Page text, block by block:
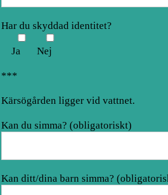
Har du skyddad identitet?
Ja Nej
***
Kärsögården ligger vid vattnet.
Kan du simma? (obligatoriskt)
Kan ditt/dina barn simma?